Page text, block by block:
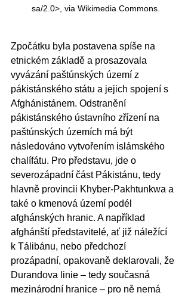
sa/2.0>, via Wikimedia Commons.
Zpočátku byla postavena spíše na
etnickém základě a prosazovala
vyvázání paštúnských území z
pákistánského státu a jejich spojení s
Afghánistánem. Odstranění
pákistánského ústavního zřízení na
paštúnských územích má být
následováno vytvořením islámského
chalífátu. Pro představu, jde o
severozápadní část Pákistánu, tedy
hlavně provincii Khyber-Pakhtunkwa a
také o kmenová území podél
afghánských hranic. A například
afghánští představitelé, ať již náležící
k Tálibánu, nebo předchozí
prozápadní, opakovaně deklarovali, že
Durandova linie – tedy současná
mezinárodní hranice – pro ně nemá